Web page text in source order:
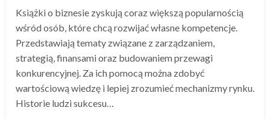
Książki o biznesie zyskują coraz większą popularnością
wśród osób, które chcą rozwijać własne kompetencje.
Przedstawiają tematy związane z zarządzaniem,
strategią, finansami oraz budowaniem przewagi
konkurencyjnej. Za ich pomocą można zdobyć
wartościową wiedzę i lepiej zrozumieć mechanizmy rynku.
Historie ludzi sukcesu…